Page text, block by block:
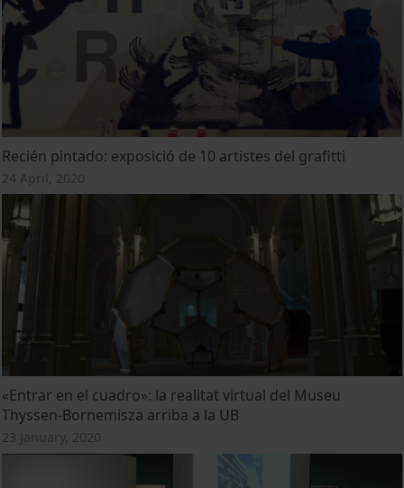
Recién pintado: exposició de 10 artistes del grafitti
24 April, 2020
«Entrar en el cuadro»: la realitat virtual del Museu
Thyssen-Bornemisza arriba a la UB
23 January, 2020